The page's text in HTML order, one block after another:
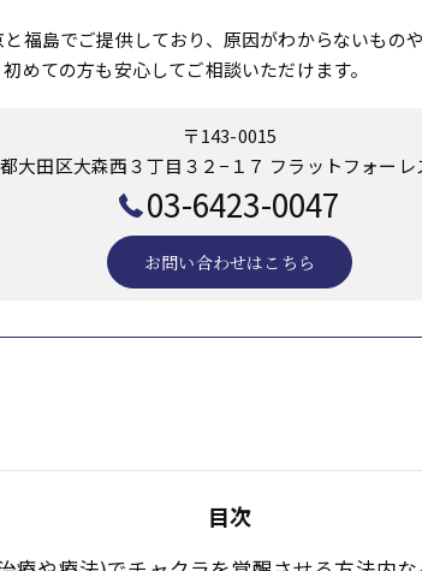
福島でご提供しており、原因がわからないもの
めての方も安心してご相談いただけます。
〒143-0015
大田区大森西３丁目３２−１７ フラットフォーレ
03-6423-0047
お問い合わせはこちら
目次